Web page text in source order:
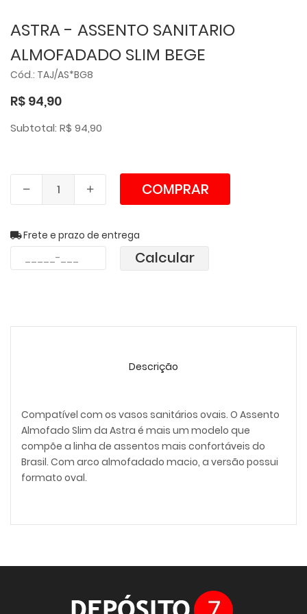
ASTRA - ASSENTO SANITARIO
ALMOFADADO SLIM BEGE
Cód.: TAJ/AS*BG8
R$ 94,90
Subtotal: R$ 94,90
COMPRAR
Frete e prazo de entrega
Calcular
Descrição
Compatível com os vasos sanitários ovais. O Assento
Almofado Slim da Astra é mais um modelo que
compõe a linha de assentos mais confortáveis do
Brasil. Com arco almofadado macio, a versão possui
formato oval.